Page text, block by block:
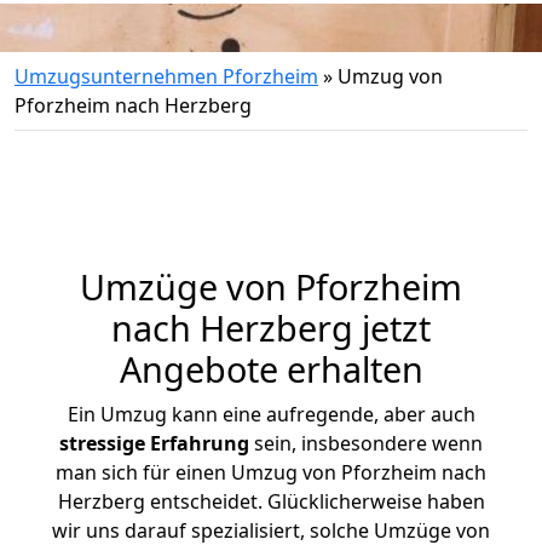
Umzugsunternehmen Pforzheim » Umzug von
Pforzheim nach Herzberg
Umzüge von Pforzheim
nach Herzberg jetzt
Angebote erhalten
Ein Umzug kann eine aufregende, aber auch
stressige Erfahrung sein, insbesondere wenn
man sich für einen Umzug von Pforzheim nach
Herzberg entscheidet. Glücklicherweise haben
wir uns darauf spezialisiert, solche Umzüge von